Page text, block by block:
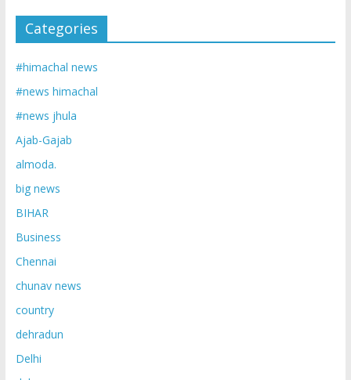
Categories
#himachal news
#news himachal
#news jhula
Ajab-Gajab
almoda.
big news
BIHAR
Business
Chennai
chunav news
country
dehradun
Delhi